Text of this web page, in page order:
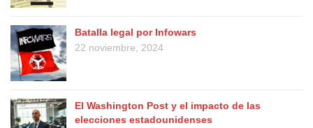
Batalla legal por Infowars
22 noviembre, 2024
El Washington Post y el impacto de las
elecciones estadounidenses